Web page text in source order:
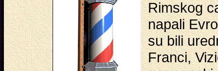
Rimskog
napali
su bili
Franci,